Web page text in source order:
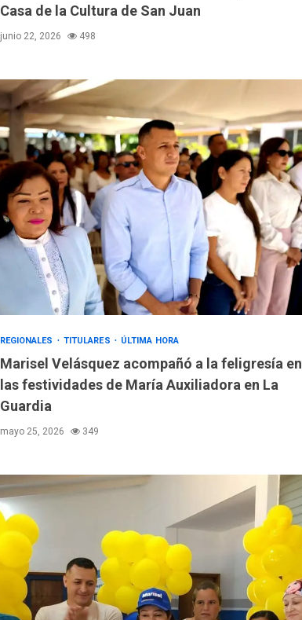
Casa de la Cultura de San Juan
junio 22, 2026 498
REGIONALES TITULARES ÚLTIMA HORA
Marisel Velásquez acompañó a la feligresía en
las festividades de María Auxiliadora en La
Guardia
mayo 25, 2026 349